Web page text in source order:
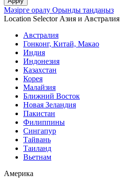
Мәзірге оралу Орынды таңдаңыз
Location Selector Азия и Австралия
Австралия
Гонконг, Китай, Макао
Индия
Индонезия
Казахстан
Корея
Малайзия
Ближний Восток
Новая Зеландия
Пакистан
Филиппины
Сингапур
Тайвань
Таиланд
Вьетнам
Америка